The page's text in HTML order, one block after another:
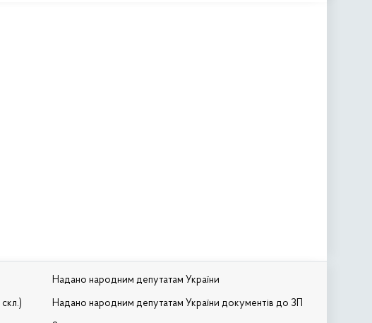
Надано народним депутатам України
Надано народним депутатам України документів до ЗП